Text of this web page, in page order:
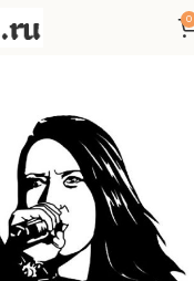
0
Русская музыка